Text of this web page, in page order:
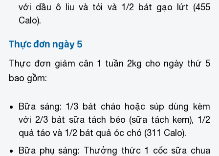
với dầu ô liu và tỏi và 1/2 bát gạo lứt (455
Calo).
Thực đơn ngày 5
Thực đơn giảm cân 1 tuần 2kg cho ngày thứ 5
bao gồm:
Bữa sáng: 1/3 bát cháo hoặc súp dùng kèm
với 2/3 bát sữa tách béo (sữa tách kem), 1/2
quả táo và 1/2 bát quả óc chó (311 Calo).
Bữa phụ sáng: Thưởng thức 1 cốc sữa chua